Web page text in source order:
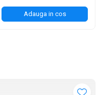
Adauga in cos